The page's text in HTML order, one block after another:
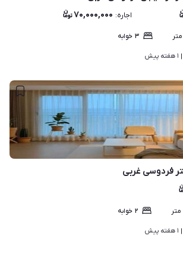
اجاره: ۷۰,۰۰۰,۰۰۰
متر ۳ خوابه
۱ هفته پیش
متر ۲ خوابه
۱ هفته پیش